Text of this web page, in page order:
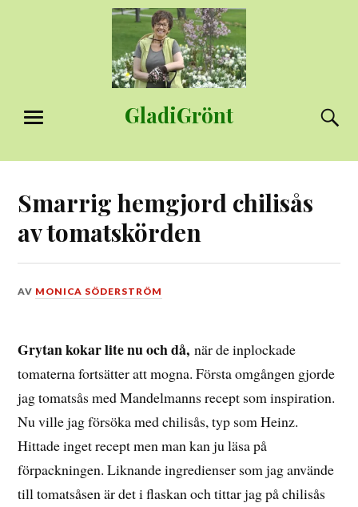
GladiGrönt
MENY
Smarrig hemgjord chilisås
av tomatskörden
DEN
2017
AV MONICA SÖDERSTRÖM
Grytan kokar lite nu och då,när de inplockade
tomaterna fortsätter att mogna. Första omgången gjorde
jag tomatsås med Mandelmanns recept som inspiration.
Nu ville jag försöka med chilisås, typ som Heinz.
Hittade inget recept men man kan ju läsa på
förpackningen. Liknande ingredienser som jag använde
till tomatsåsen är det i flaskan och tittar jag på chilisås